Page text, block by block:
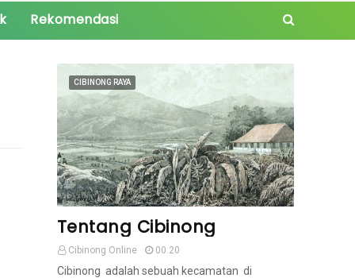
Rekomendasi
CIBINONG RAYA
Tentang Cibinong
Cibinong Online 00.20
Cibinong adalah sebuah kecamatan di